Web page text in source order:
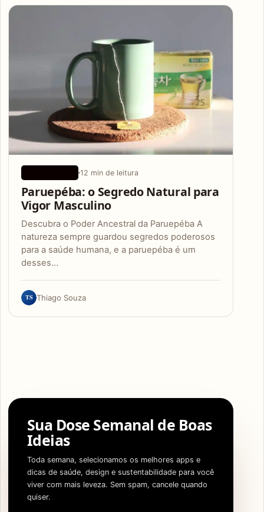
Articles
12 min de leitura
Paruepéba: o Segredo Natural para
Vigor Masculino
Descubra o Poder Ancestral da Paruepéba A
natureza sempre guardou segredos poderosos
para a saúde humana, e a paruepéba é um
desses…
TS Thiago Souza
Sua Dose Semanal de Boas
Ideias
Toda semana, selecionamos os melhores apps e
dicas de saúde, design e sustentabilidade para você
viver com mais leveza. Sem spam, cancele quando
quiser.